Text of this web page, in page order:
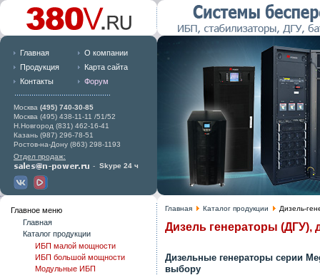
Главная
О компании
Продукция
Карта сайта
Контакты
Форум
Москва (495) 740-30-85
Москва (495) 438-11-11 /51/52
Н.Новгород (831) 462-16-41
Казань (987) 296-78-51
Ростов-на-Дону (863) 298-1193
Отдел продаж:
- Skype 24 ч
Главное меню
Главная
Каталог продукции
ИБП малой мощности
ИБП большой мощности
Модульные ИБП
Главная Каталог продукции Дизель-
Дизель генераторы (ДГУ),
Дизельные генераторы серии
выбору